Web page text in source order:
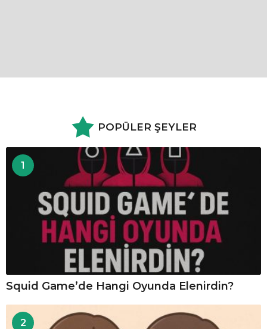
POPÜLER ŞEYLER
1
Squid Game’de Hangi Oyunda Elenirdin?
2